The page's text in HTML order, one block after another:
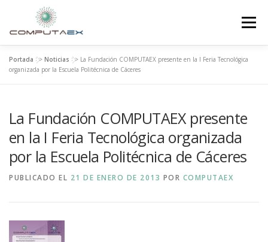
Menú
INICIO LA FUNDACIÓN
SUPERCOMPUTACIÓN NOTICIAS
INVESTIGACIÓN E INNOVACIÓN CONTACTO
Portada >> Noticias >> La Fundación COMPUTAEX presente en la I Feria Tecnológica
organizada por la Escuela Politécnica de Cáceres
La Fundación COMPUTAEX presente
en la I Feria Tecnológica organizada
por la Escuela Politécnica de Cáceres
PUBLICADO EL 21 DE ENERO DE 2013 POR COMPUTAEX